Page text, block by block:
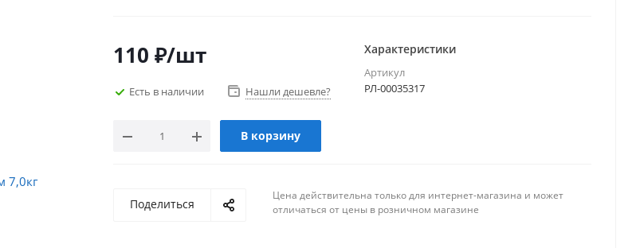
110 ₽/шт
Есть в наличии Нашли дешевле?
В корзину
Характеристики
Артикул
РЛ-00035317
Поделиться
Цена действительна только для интернет-магазина и может
отличаться от цены в розничном магазине